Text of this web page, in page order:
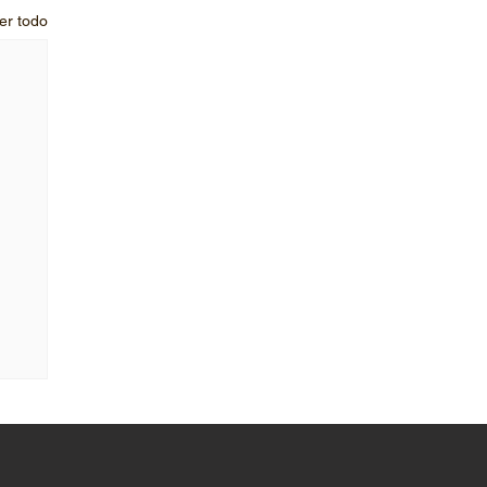
todo